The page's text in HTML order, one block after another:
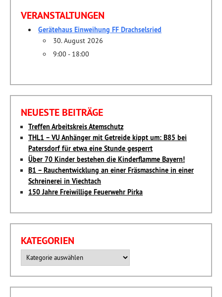
VERANSTALTUNGEN
Gerätehaus Einweihung FF Drachselsried
30. August 2026
9:00 - 18:00
NEUESTE BEITRÄGE
Treffen Arbeitskreis Atemschutz
THL1 – VU Anhänger mit Getreide kippt um: B85 bei
Patersdorf für etwa eine Stunde gesperrt
Über 70 Kinder bestehen die Kinderflamme Bayern!
B1 – Rauchentwicklung an einer Fräsmaschine in einer
Schreinerei in Viechtach
150 Jahre Freiwillige Feuerwehr Pirka
KATEGORIEN